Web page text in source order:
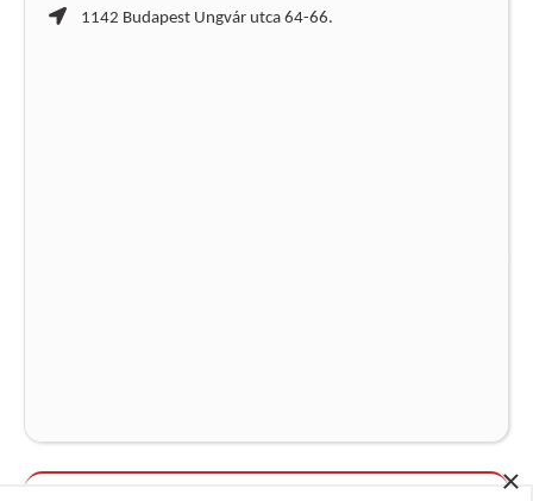
×
1142 Budapest Ungvár utca 64-66.